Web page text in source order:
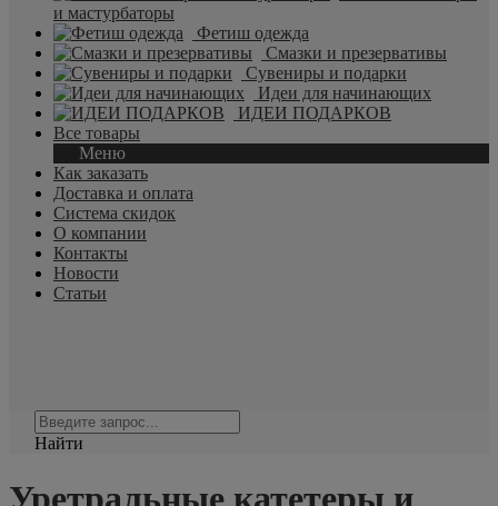
и мастурбаторы
Фетиш одежда
Смазки и презервативы
Сувениры и подарки
Идеи для начинающих
ИДЕИ ПОДАРКОВ
Все товары
Меню
Как заказать
Доставка и оплата
Система скидок
О компании
Контакты
Новости
Статьи
Найти
Уретральные катетеры и